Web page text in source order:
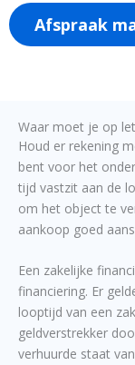
Afspraak
Waar moet je op
Houd er rekening
bent voor het
tijd vastzit aan de
om het object te
aankoop goed
Een zakelijke
financiering. Er
looptijd van een
geldverstrekker
verhuurde staat